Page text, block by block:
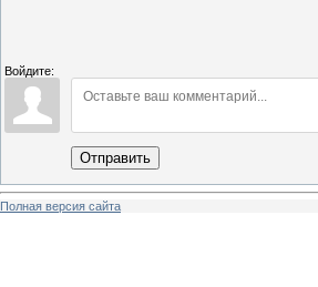
Войдите:
Отправить
Полная версия сайта